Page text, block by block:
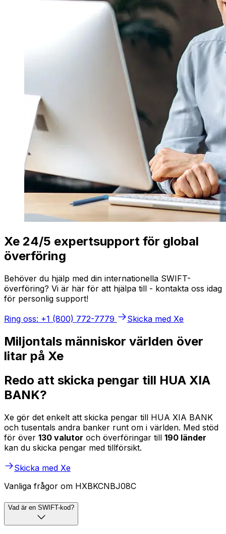
Xe 24/5 expertsupport för global
överföring
Behöver du hjälp med din internationella SWIFT-
överföring? Vi är här för att hjälpa till - kontakta oss idag
för personlig support!
Ring oss: +1 (800) 772-7779
Skicka med Xe
Miljontals människor världen över
litar på Xe
Redo att skicka pengar till HUA XIA
BANK?
Xe gör det enkelt att skicka pengar till HUA XIA BANK
och tusentals andra banker runt om i världen. Med stöd
för över 130 valutor och överföringar till 190 länder
kan du skicka pengar med tillförsikt.
Skicka med Xe
Vanliga frågor om HXBKCNBJ08C
Vad är en SWIFT-kod?